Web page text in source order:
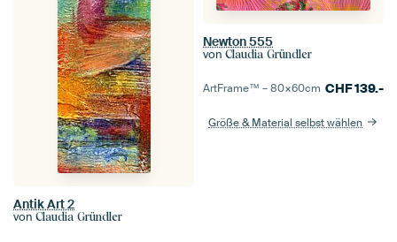
Antik Art 2
von Claudia Gründler
Newton 555
von Claudia Gründler
ArtFrame™ –80×60cm CHF139.-
Größe & Material selbst wählen